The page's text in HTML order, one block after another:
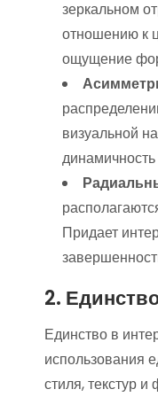
зеркальном
отношению к
ощущение
визуальной
динамичность
Придает
2.
Единство в
использования
стиля, текстур